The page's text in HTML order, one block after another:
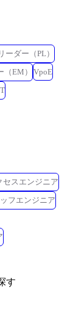
ーダー（PL）
EM）
VpoE
セスエンジニア
フエンジニア
す